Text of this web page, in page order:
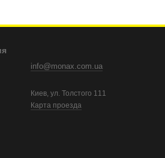
info@monax.com.ua
Киев, ул. Толстого 111
Карта проезда